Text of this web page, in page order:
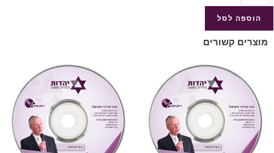
הוספה לסל
מוצרים קשורים